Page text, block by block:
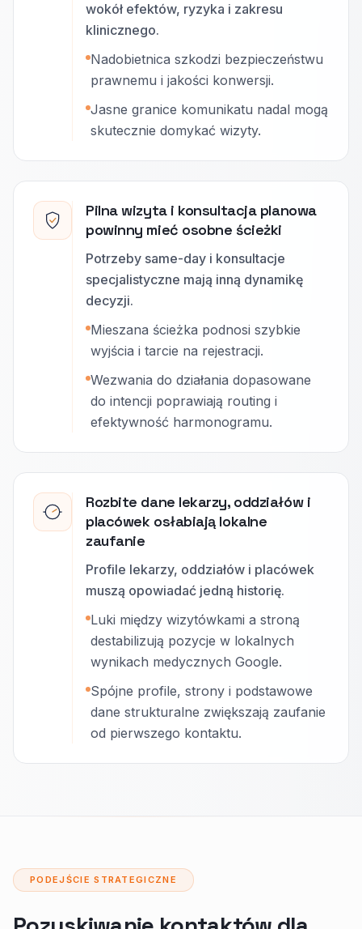
wokół efektów, ryzyka i zakresu
klinicznego.
Nadobietnica szkodzi bezpieczeństwu
prawnemu i jakości konwersji.
Jasne granice komunikatu nadal mogą
skutecznie domykać wizyty.
Pilna wizyta i konsultacja planowa
powinny mieć osobne ścieżki
Potrzeby same-day i konsultacje
specjalistyczne mają inną dynamikę
decyzji.
Mieszana ścieżka podnosi szybkie
wyjścia i tarcie na rejestracji.
Wezwania do działania dopasowane
do intencji poprawiają routing i
efektywność harmonogramu.
Rozbite dane lekarzy, oddziałów i
placówek osłabiają lokalne
zaufanie
Profile lekarzy, oddziałów i placówek
muszą opowiadać jedną historię.
Luki między wizytówkami a stroną
destabilizują pozycje w lokalnych
wynikach medycznych Google.
Spójne profile, strony i podstawowe
dane strukturalne zwiększają zaufanie
od pierwszego kontaktu.
PODEJŚCIE STRATEGICZNE